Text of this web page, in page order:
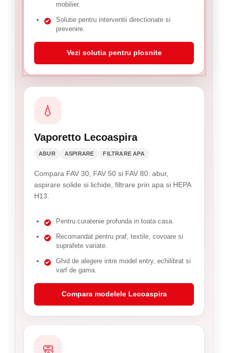
mobilier.
Solutie pentru interventii directionate si
prevenire.
Vezi solutia pentru plosnite
💧
Vaporetto Lecoaspira
ABUR ASPIRARE FILTRARE APA
Compara FAV 30, FAV 50 si FAV 80: abur,
aspirare solide si lichide, filtrare prin apa si HEPA
H13.
Pentru curatenie profunda in toata casa.
Recomandat pentru praf, textile, covoare si
suprafete variate.
Ghid de alegere intre model entry, echilibrat si
varf de gama.
Compara modelele Lecoaspira
🧼